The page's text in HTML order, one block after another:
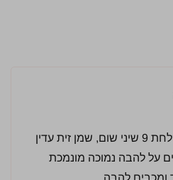
מכניסים לתוך קלחת 9 שיני שום, שמן זית עדין
על להבה נמוכה מונמכת
ומכבים להבה.